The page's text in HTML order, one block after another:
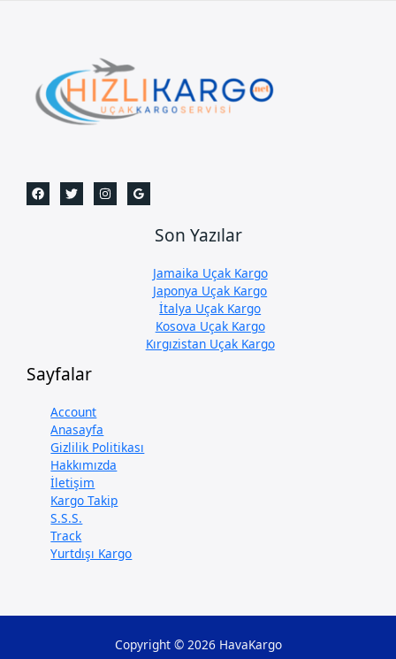
Son Yazılar
Jamaika Uçak Kargo
Japonya Uçak Kargo
İtalya Uçak Kargo
Kosova Uçak Kargo
Kırgızistan Uçak Kargo
Sayfalar
Account
Anasayfa
Gizlilik Politikası
Hakkımızda
İletişim
Kargo Takip
S.S.S.
Track
Yurtdışı Kargo
Copyright © 2026 HavaKargo